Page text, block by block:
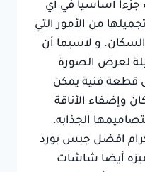
أساسيا في أي
من الأمور التي
و لاسيما أن
لعرض الصورة
قطعة فنية يمكن
وإضفاء الأناقة
الجذابه،
افضل جبس بورد
أيضا شاشات